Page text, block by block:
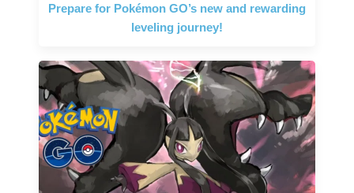
Prepare for Pokémon GO’s new and rewarding
leveling journey!